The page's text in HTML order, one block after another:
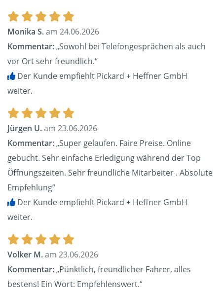
Monika S.am 24.06.2026
Kommentar:„Sowohl bei Telefongesprächen als auch
vor Ort sehr freundlich.“
Der Kunde empfiehlt Pickard + Heffner GmbH
weiter.
Jürgen U.am 23.06.2026
Kommentar:„Super gelaufen. Faire Preise. Online
gebucht. Sehr einfache Erledigung während der Top
Öffnungszeiten. Sehr freundliche Mitarbeiter . Absolute
Empfehlung“
Der Kunde empfiehlt Pickard + Heffner GmbH
weiter.
Volker M.am 23.06.2026
Kommentar:„Pünktlich, freundlicher Fahrer, alles
bestens! Ein Wort: Empfehlenswert.“